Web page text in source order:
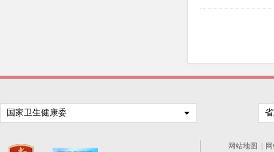
国家卫生健康委
网站地图